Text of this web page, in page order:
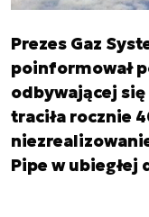
Prezes Gaz
poinformował
odbywającej
traciła rocznie
Pipe w ubiegłej